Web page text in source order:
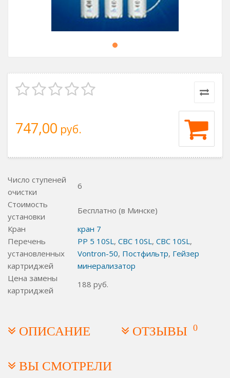
747,00 руб.
Число ступеней
очистки
6
Стоимость
установки
Бесплатно (в Минске)
Кран
кран 7
Перечень
установленных
картриджей
PP 5 10SL, СВС 10SL, СВС 10SL,
Vontron-50, Постфильтр, Гейзер
минерализатор
Цена замены
картриджей
188 руб.
ОПИСАНИЕ ОТЗЫВЫ 0
ВЫ СМОТРЕЛИ